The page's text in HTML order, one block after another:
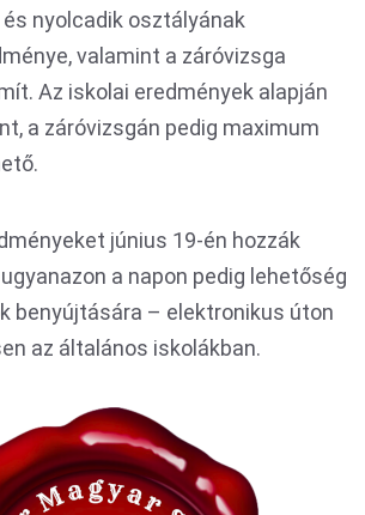
nyolcadik osztályának
valamint a záróvizsga
Az iskolai eredmények alapján
a záróvizsgán pedig maximum
június 19-én hozzák
a napon pedig lehetőség
benyújtására – elektronikus úton
az általános iskolákban.